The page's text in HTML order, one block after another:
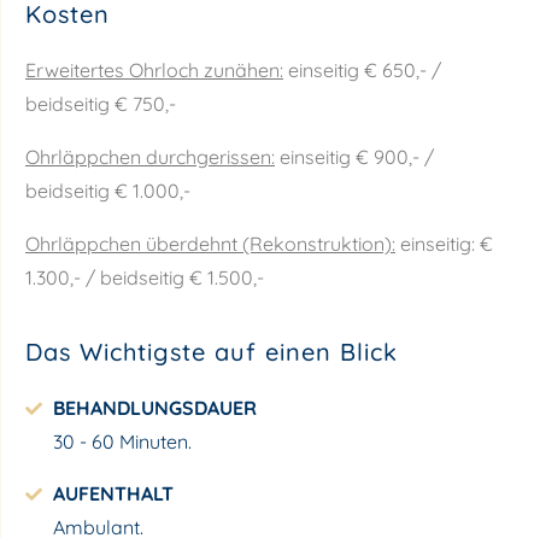
Kosten
Erweitertes Ohrloch zunähen: einseitig € 650,- /
beidseitig € 750,-
Ohrläppchen durchgerissen: einseitig € 900,- /
beidseitig € 1.000,-
Ohrläppchen überdehnt (Rekonstruktion): einseitig: €
1.300,- / beidseitig € 1.500,-
Das Wichtigste auf einen Blick
BEHANDLUNGSDAUER
30 - 60 Minuten.
AUFENTHALT
Ambulant.